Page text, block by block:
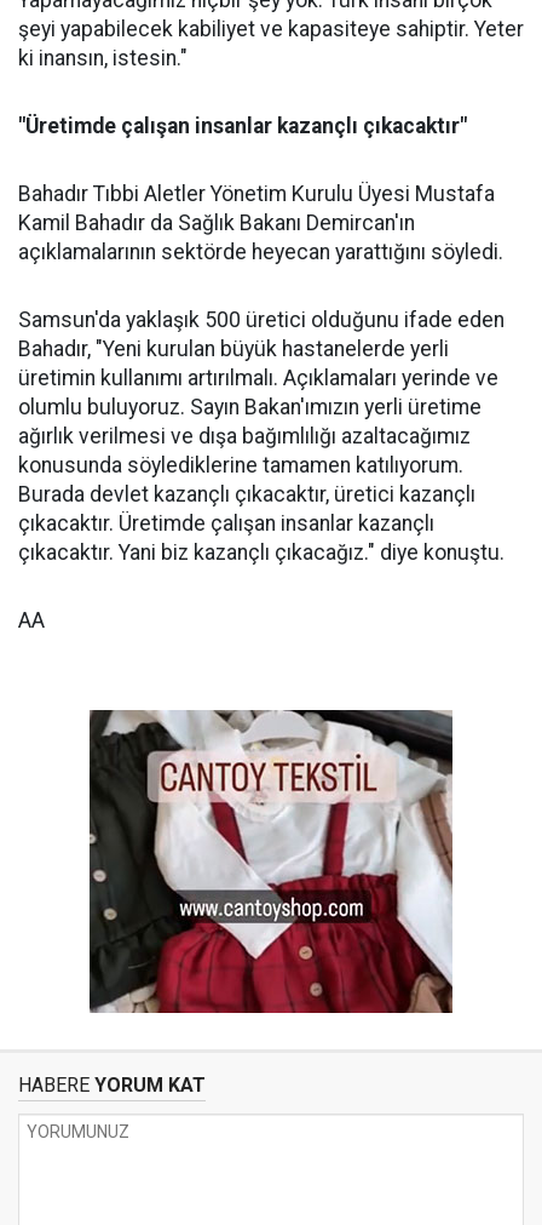
şeyi yapabilecek kabiliyet ve kapasiteye sahiptir. Yeter
ki inansın, istesin."
"Üretimde çalışan insanlar kazançlı çıkacaktır"
Bahadır Tıbbi Aletler Yönetim Kurulu Üyesi Mustafa
Kamil Bahadır da Sağlık Bakanı Demircan'ın
açıklamalarının sektörde heyecan yarattığını söyledi.
Samsun'da yaklaşık 500 üretici olduğunu ifade eden
Bahadır, "Yeni kurulan büyük hastanelerde yerli
üretimin kullanımı artırılmalı. Açıklamaları yerinde ve
olumlu buluyoruz. Sayın Bakan'ımızın yerli üretime
ağırlık verilmesi ve dışa bağımlılığı azaltacağımız
konusunda söylediklerine tamamen katılıyorum.
Burada devlet kazançlı çıkacaktır, üretici kazançlı
çıkacaktır. Üretimde çalışan insanlar kazançlı
çıkacaktır. Yani biz kazançlı çıkacağız." diye konuştu.
AA
HABERE YORUM KAT